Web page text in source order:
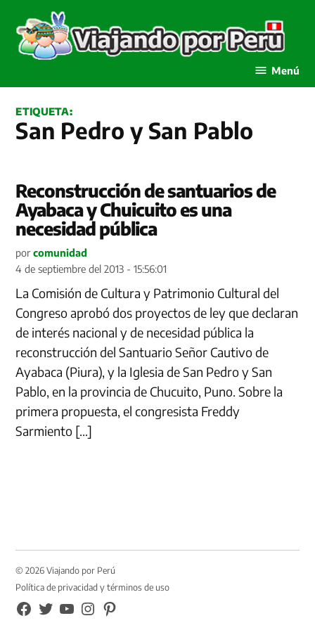
contenido
Menú
ETIQUETA:
San Pedro y San Pablo
Reconstrucción de santuarios de
Ayabaca y Chuicuito es una
necesidad pública
por comunidad
4 de septiembre del 2013 - 15:56:01
La Comisión de Cultura y Patrimonio Cultural del
Congreso aprobó dos proyectos de ley que declaran
de interés nacional y de necesidad pública la
reconstrucción del Santuario Señor Cautivo de
Ayabaca (Piura), y la Iglesia de San Pedro y San
Pablo, en la provincia de Chucuito, Puno. Sobre la
primera propuesta, el congresista Freddy
Sarmiento […]
© 2026 Viajando por Perú
Política de privacidad y términos de uso
FB
TW YouTubeInstagramPinterest